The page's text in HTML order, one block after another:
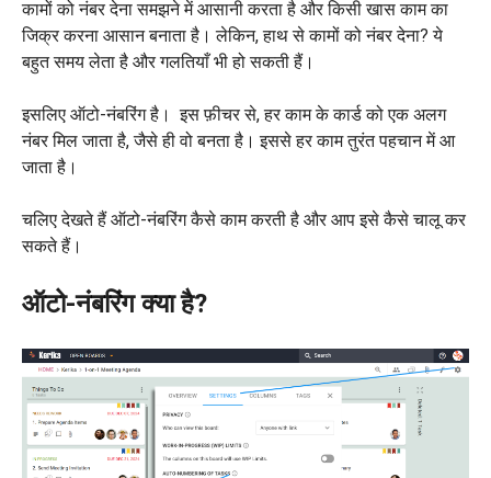
कामों को नंबर देना समझने में आसानी करता है और किसी खास काम का
जिक्र करना आसान बनाता है। लेकिन, हाथ से कामों को नंबर देना? ये
बहुत समय लेता है और गलतियाँ भी हो सकती हैं।
इसलिए ऑटो-नंबरिंग है। इस फ़ीचर से, हर काम के कार्ड को एक अलग
नंबर मिल जाता है, जैसे ही वो बनता है। इससे हर काम तुरंत पहचान में आ
जाता है।
चलिए देखते हैं ऑटो-नंबरिंग कैसे काम करती है और आप इसे कैसे चालू कर
सकते हैं।
ऑटो-नंबरिंग क्या है?